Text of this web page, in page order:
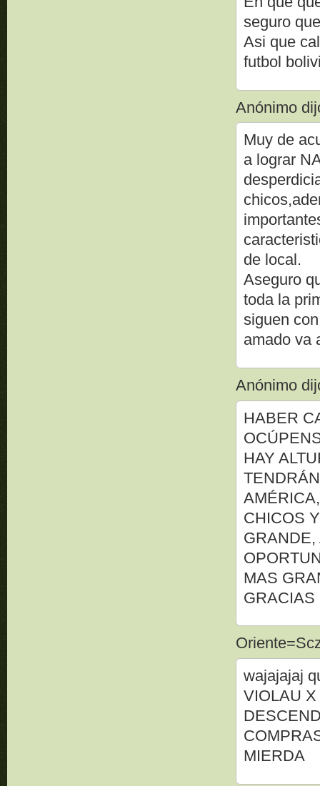
seguro
Asi que
futbol
Anónimo
Muy de
a lograr
de local.
Aseguro
toda la
siguen
amado va
Anónimo
HABER
HAY
CHICOS
MAS
GRACIAS
wajajajaj
VIOLAU
MIERDA